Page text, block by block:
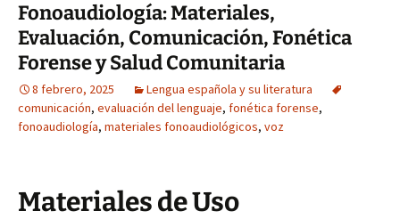
Fonoaudiología: Materiales,
Evaluación, Comunicación, Fonética
Forense y Salud Comunitaria
8 febrero, 2025
Lengua española y su literatura
comunicación, evaluación del lenguaje, fonética forense,
fonoaudiología, materiales fonoaudiológicos, voz
Materiales de Uso